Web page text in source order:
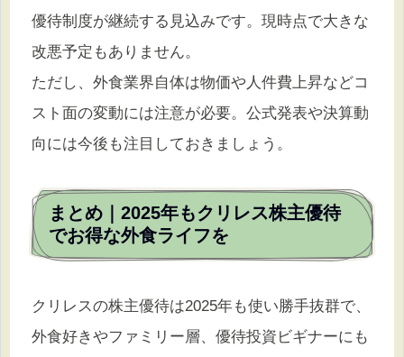
優待制度が継続する見込みです。現時点で大きな
改悪予定もありません。
ただし、外食業界自体は物価や人件費上昇などコ
スト面の変動には注意が必要。公式発表や決算動
向には今後も注目しておきましょう。
まとめ｜2025年もクリレス株主優待
でお得な外食ライフを
クリレスの株主優待は2025年も使い勝手抜群で、
外食好きやファミリー層、優待投資ビギナーにも